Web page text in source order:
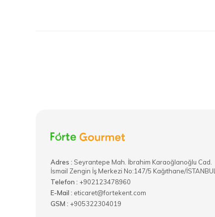
Adres : ​Seyrantepe Mah. İbrahim Karaoğlanoğlu Cad.
İsmail Zengin İş Merkezi No:147/5 Kağıthane/İSTANBUL
Telefon : +902123478960
E-Mail : eticaret@fortekent.com
GSM : +905322304019